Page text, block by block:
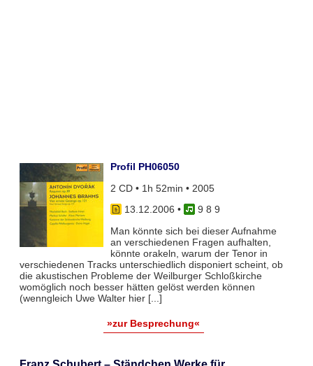
Profil PH06050
2 CD • 1h 52min • 2005
13.12.2006 •
9 8 9
Man könnte sich bei dieser Aufnahme
an verschiedenen Fragen aufhalten,
könnte orakeln, warum der Tenor in
verschiedenen Tracks unterschiedlich disponiert scheint, ob
die akustischen Probleme der Weilburger Schloßkirche
womöglich noch besser hätten gelöst werden können
(wenngleich Uwe Walter hier [...]
»zur Besprechung«